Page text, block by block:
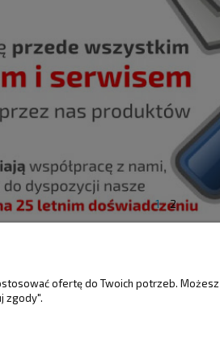
1 2
GWARANCJA I
ofertę do Twoich potrzeb.
zgody".